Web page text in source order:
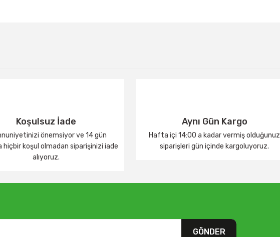
Koşulsuz İade
önemsiyor ve 14 gün
hiçbir koşul olmadan siparişinizi iade
alıyoruz.
Aynı Gün Kargo
Hafta içi 14:00 a kadar vermiş olduğunuz
siparişleri gün içinde kargoluyoruz.
GÖNDER